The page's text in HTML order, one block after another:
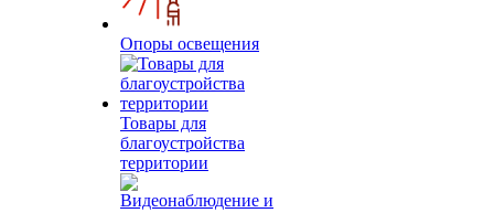
Опоры освещения
Товары для
благоустройства
территории